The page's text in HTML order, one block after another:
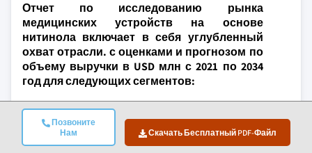
Позвоните
Нам
Скачать Бесплатный PDF-Файл
Отчет по исследованию рынка
медицинских устройств на основе
нитинола включает в себя углубленный
охват отрасли. с оценками и прогнозом по
объему выручки в USD млн с 2021 по 2034
год для следующих сегментов:
По продукту
Стент
путеводители